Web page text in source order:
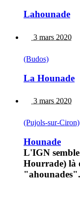
Lahounade
3 mars 2020
(Budos)
La Hounade
3 mars 2020
(Pujols-sur-Ciron)
Hounade
L'IGN
Hourrade) là
"ahounades".